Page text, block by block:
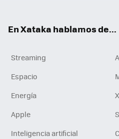
En Xataka hablamos de...
Streaming
Espacio
Energía
Apple
Inteligencia artificial